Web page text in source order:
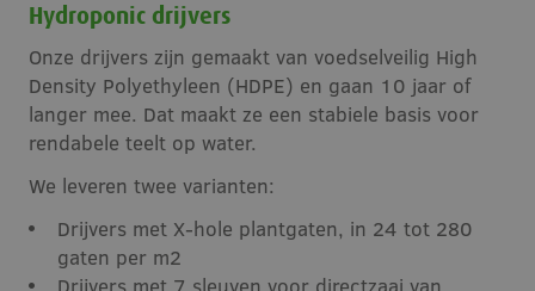
Hydroponic drijvers
Onze drijvers zijn gemaakt van voedselveilig High
Density Polyethyleen (HDPE) en gaan 10 jaar of
langer mee. Dat maakt ze een stabiele basis voor
rendabele teelt op water.
We leveren twee varianten:
Drijvers met X-hole plantgaten, in 24 tot 280
gaten per m2
Drijvers met 7 sleuven voor directzaai van